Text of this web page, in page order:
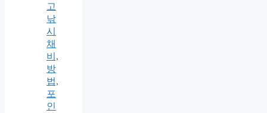
고
낚
시
채
비,
방
법,
포
인